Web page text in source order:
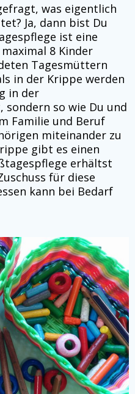
was eigentlich
Ja, dann bist Du
ist eine
8 Kinder
Tagesmüttern
in der Krippe werden
in der
so wie Du und
Familie und Beruf
miteinander zu
gibt es einen
erhältst
für diese
kann bei Bedarf